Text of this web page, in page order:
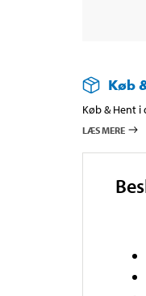
Køb
Køb & Hent
LÆS MERE